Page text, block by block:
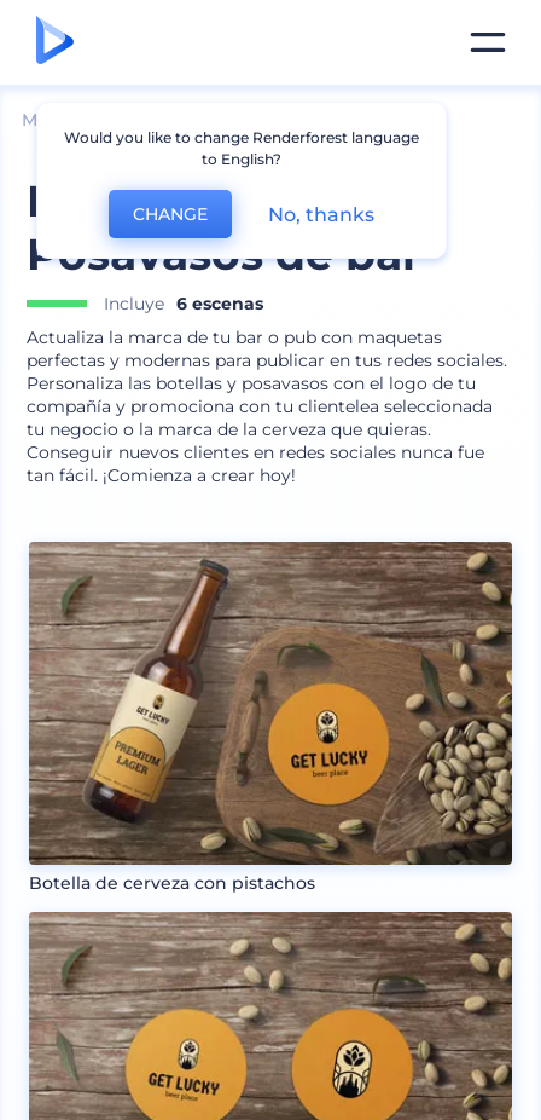
Mockups
Mockup Set de
Posavasos de bar
Incluye 6 escenas
Actualiza la marca de tu bar o pub con maquetas
perfectas y modernas para publicar en tus redes sociales.
Personaliza las botellas y posavasos con el logo de tu
compañía y promociona con tu clientelea seleccionada
tu negocio o la marca de la cerveza que quieras.
Conseguir nuevos clientes en redes sociales nunca fue
tan fácil. ¡Comienza a crear hoy!
Botella de cerveza con pistachos
Would you like to change Renderforest language
to English?
CHANGE No, thanks